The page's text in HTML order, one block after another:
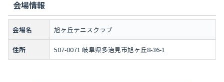
会場情報
会場名 旭ヶ丘テニスクラブ
住所 507-0071 岐阜県多治見市旭ヶ丘8-36-1